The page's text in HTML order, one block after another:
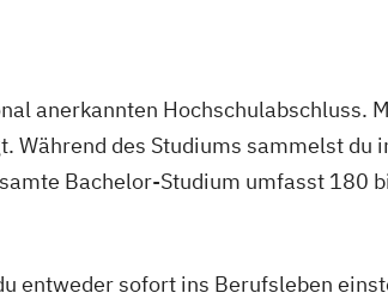
anerkannten Hochschulabschluss.
des Studiums sammelst du
Bachelor-Studium umfasst 180
entweder sofort ins Berufsleben